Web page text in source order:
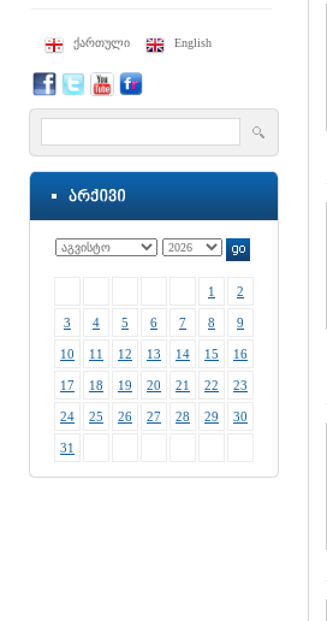
ქართული English
1 2
3 4 5 6 7 8 9
10 11 12 13 14 15 16
17 18 19 20 21 22 23
24 25 26 27 28 29 30
31